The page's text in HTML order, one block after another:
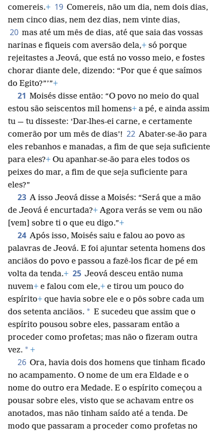
comereis.+ 19 Comereis, não um dia, nem dois dias,
nem cinco dias, nem dez dias, nem vinte dias,
20 mas até um mês de dias, até que saia das vossas
narinas e fiqueis com aversão dela,+ só porque
rejeitastes a Jeová, que está no vosso meio, e fostes
chorar diante dele, dizendo: “Por que é que saímos
do Egito?”’”+
21 Moisés disse então: “O povo no meio do qual
estou são seiscentos mil homens+ a pé, e ainda assim
tu — tu disseste: ‘Dar-lhes-ei carne, e certamente
comerão por um mês de dias’! 22 Abater-se-ão para
eles rebanhos e manadas, a fim de que seja suficiente
para eles?+ Ou apanhar-se-ão para eles todos os
peixes do mar, a fim de que seja suficiente para
eles?”
23 A isso Jeová disse a Moisés: “Será que a mão
de Jeová é encurtada?+ Agora verás se vem ou não
[vem] sobre ti o que eu digo.”+
24 Após isso, Moisés saiu e falou ao povo as
palavras de Jeová. E foi ajuntar setenta homens dos
anciãos do povo e passou a fazê-los ficar de pé em
volta da tenda.+ 25 Jeová desceu então numa
nuvem+ e falou com ele,+ e tirou um pouco do
espírito+ que havia sobre ele e o pôs sobre cada um
dos setenta anciãos. * E sucedeu que assim que o
espírito pousou sobre eles, passaram então a
proceder como profetas; mas não o fizeram outra
vez. * +
26 Ora, havia dois dos homens que tinham ficado
no acampamento. O nome de um era Eldade e o
nome do outro era Medade. E o espírito começou a
pousar sobre eles, visto que se achavam entre os
anotados, mas não tinham saído até a tenda. De
modo que passaram a proceder como profetas no